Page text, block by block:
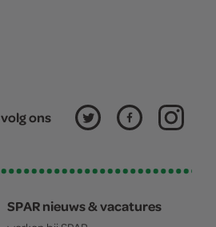
volg ons
SPAR nieuws & vacatures